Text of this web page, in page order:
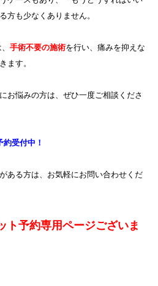
方も少なくありません。
手術不要の施術を行い、痛みを抑えな
ます。
お悩みの方は、ぜひ一度ご相談くださ
受付中！
ある方は、お気軽にお問い合わせくだ
予約専用ページございま